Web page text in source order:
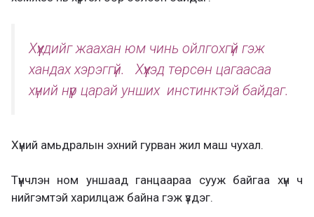
Хүүхдийг жаахан юм чинь ойлгохгүй гэж
хандах хэрэггүй. Хүүхэд төрсөн цагаасаа
хүний нүүр царай унших инстинктэй байдаг.
Хүний амьдралын эхний гурван жил маш чухал.
Түүнчлэн ном уншаад ганцаараа сууж байгаа хүн ч
нийгэмтэй харилцаж байна гэж үздэг.